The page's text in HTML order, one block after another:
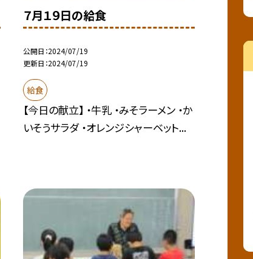
７月１９日の給食
公開日 2024/07/19
更新日 2024/07/19
給食
【今日の献立】 ・牛乳 ・みそラーメン ・か
いそうサラダ ・オレンジシャーベット...